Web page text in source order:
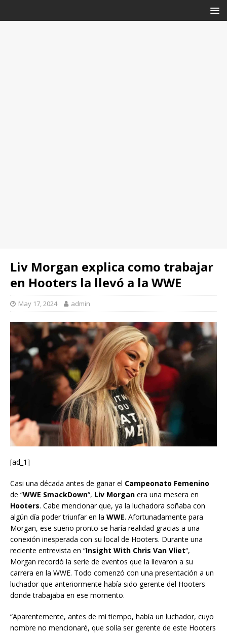
Liv Morgan explica como trabajar
en Hooters la llevó a la WWE
May 17, 2024 admin
[ad_1]
Casi una década antes de ganar el Campeonato Femenino
de “WWE SmackDown“, Liv Morgan era una mesera en
Hooters. Cabe mencionar que, ya la luchadora soñaba con
algún día poder triunfar en la WWE. Afortunadamente para
Morgan, ese sueño pronto se haría realidad gracias a una
conexión inesperada con su local de Hooters. Durante una
reciente entrevista en “Insight With Chris Van Vliet“,
Morgan recordó la serie de eventos que la llevaron a su
carrera en la WWE. Todo comenzó con una presentación a un
luchador que anteriormente había sido gerente del Hooters
donde trabajaba en ese momento.
“Aparentemente, antes de mi tiempo, había un luchador, cuyo
nombre no mencionaré, que solía ser gerente de este Hooters